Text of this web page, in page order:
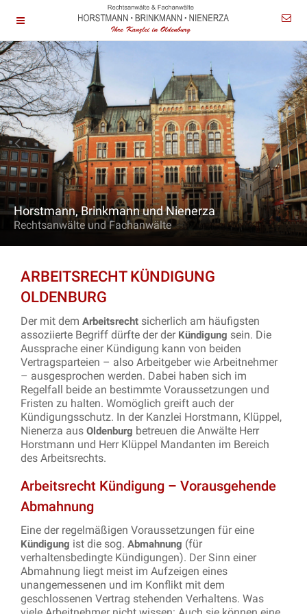
Horstmann, Brinkmann und Nienerza
Rechtsanwälte und Fachanwälte
ARBEITSRECHT KÜNDIGUNG
OLDENBURG
Der mit dem Arbeitsrecht sicherlich am häufigsten
assoziierte Begriff dürfte der der Kündigung sein. Die
Aussprache einer Kündigung kann von beiden
Vertragsparteien – also Arbeitgeber wie Arbeitnehmer
– ausgesprochen werden. Dabei haben sich im
Regelfall beide an bestimmte Voraussetzungen und
Fristen zu halten. Womöglich greift auch der
Kündigungsschutz. In der Kanzlei Horstmann, Klüppel,
Nienerza aus Oldenburg betreuen die Anwälte Herr
Horstmann und Herr Klüppel Mandanten im Bereich
des Arbeitsrechts.
Arbeitsrecht Kündigung – Vorausgehende
Abmahnung
Eine der regelmäßigen Voraussetzungen für eine
Kündigung ist die sog. Abmahnung (für
verhaltensbedingte Kündigungen). Der Sinn einer
Abmahnung liegt meist im Aufzeigen eines
unangemessenen und im Konflikt mit dem
geschlossenen Vertrag stehenden Verhaltens. Was